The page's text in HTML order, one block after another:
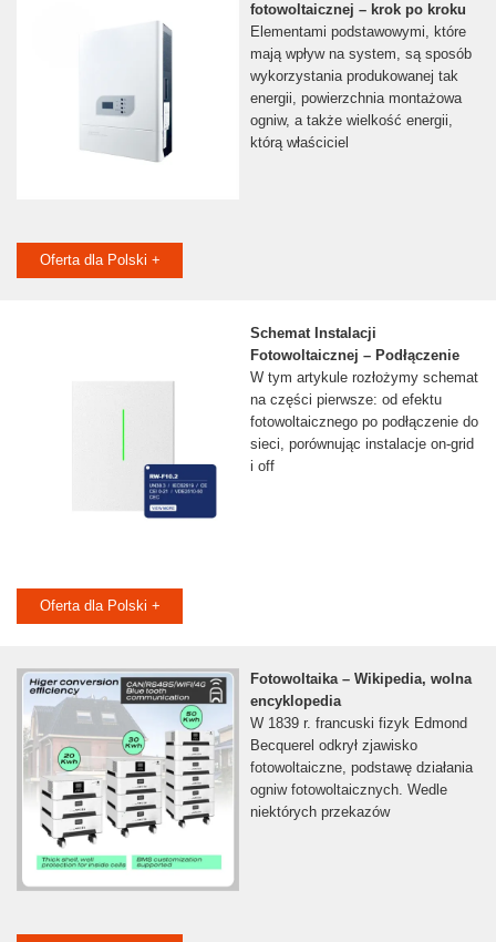
fotowoltaicznej – krok po kroku
Elementami podstawowymi, które
mają wpływ na system, są sposób
wykorzystania produkowanej tak
energii, powierzchnia montażowa
ogniw, a także wielkość energii,
którą właściciel
Oferta dla Polski +
Schemat Instalacji
Fotowoltaicznej – Podłączenie
W tym artykule rozłożymy schemat
na części pierwsze: od efektu
fotowoltaicznego po podłączenie do
sieci, porównując instalacje on-grid
i off
Oferta dla Polski +
Fotowoltaika – Wikipedia, wolna
encyklopedia
W 1839 r. francuski fizyk Edmond
Becquerel odkrył zjawisko
fotowoltaiczne, podstawę działania
ogniw fotowoltaicznych. Wedle
niektórych przekazów